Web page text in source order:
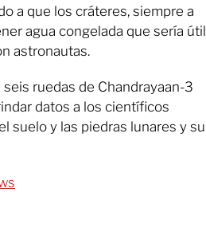
a que los cráteres, siempre a
agua congelada que sería útil
astronautas.
ruedas de Chandrayaan-3
datos a los científicos
suelo y las piedras lunares y su